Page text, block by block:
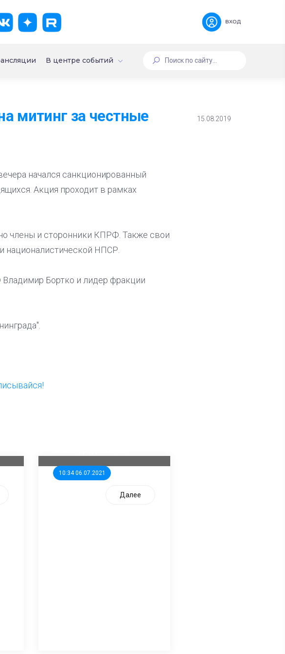
вход
В центре событий
митинг за честные
15.08.2019
начался санкционированный
Акция проходит в рамках
члены и сторонники КПРФ. Также свои
националистической НПСР.
Бортко и лидер фракции
10:34 06.07.2021
Далее